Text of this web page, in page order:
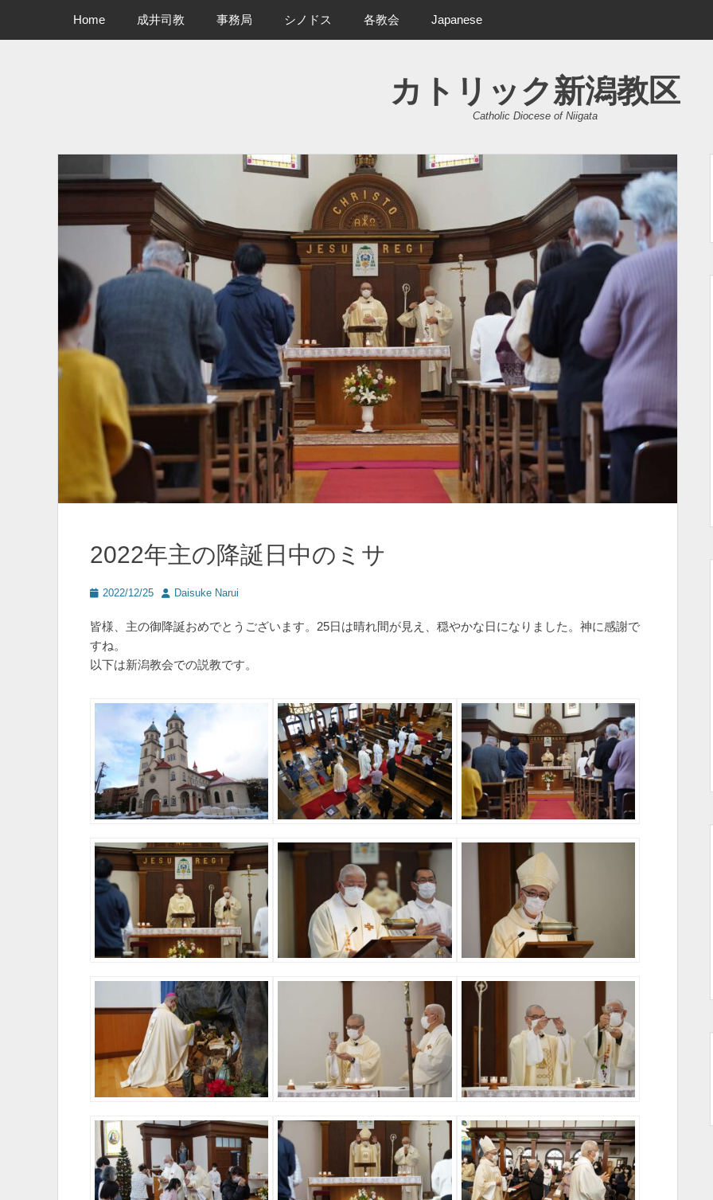
メインメニュー
プ
Home 成井司教 事務局 シノドス 各教会 Japanese
カトリック新潟教区
Catholic Diocese of Niigata
2022年主の降誕日中のミサ
投
日
2022/12/25
投
者
Daisuke Narui
皆様、主の御降誕おめでとうございます。25日は晴れ間が見え、穏やかな日になりました。神に感謝で
すね。
以下は新潟教会での説教です。